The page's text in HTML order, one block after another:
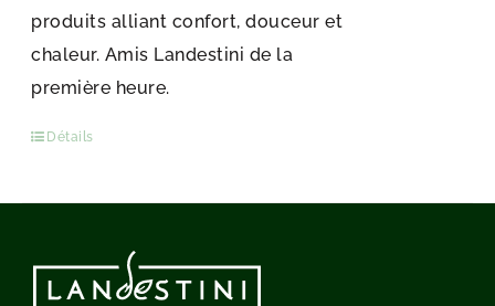
produits alliant confort, douceur et
chaleur. Amis Landestini de la
première heure.
Détails